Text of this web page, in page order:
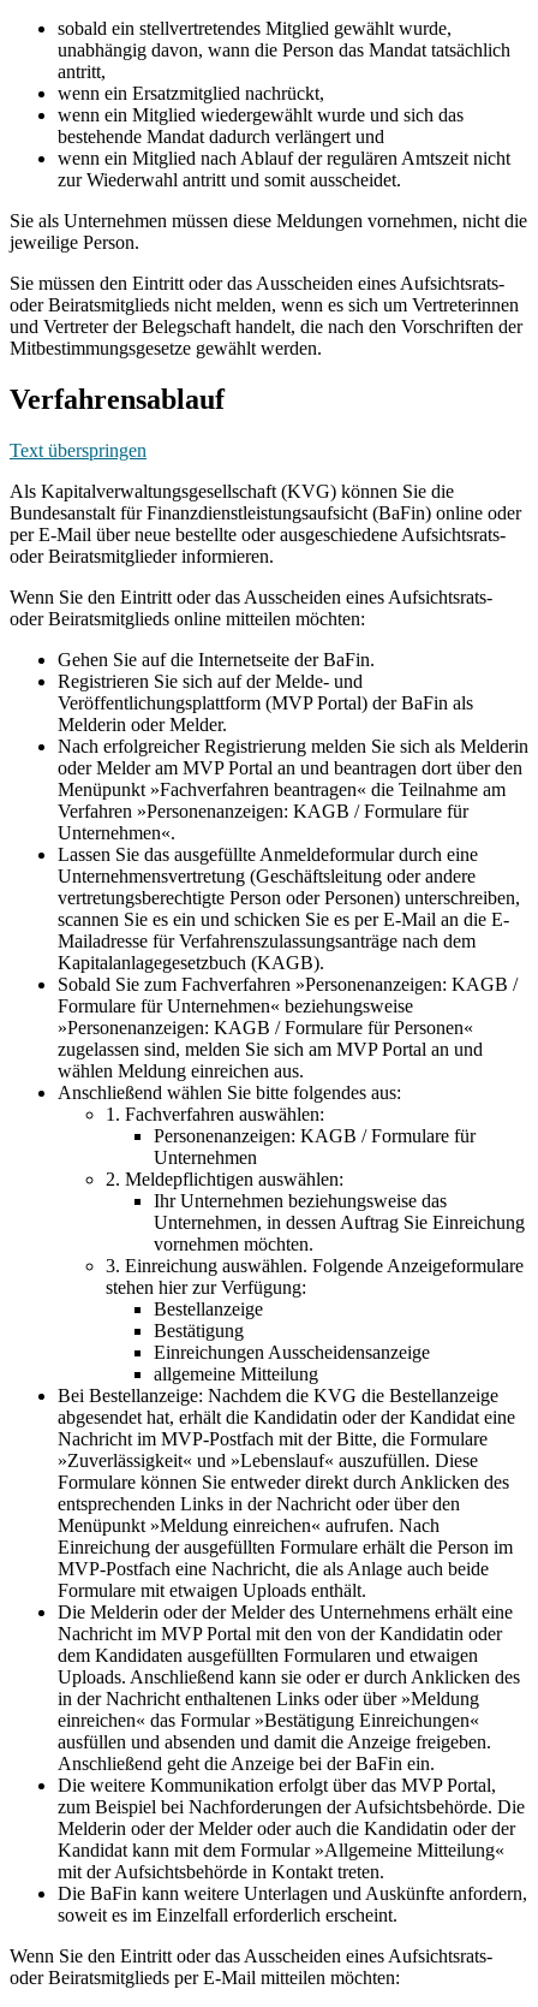
sobald ein stellvertretendes Mitglied gewählt wurde,
unabhängig davon, wann die Person das Mandat tatsächlich
antritt,
wenn ein Ersatzmitglied nachrückt,
wenn ein Mitglied wiedergewählt wurde und sich das
bestehende Mandat dadurch verlängert und
wenn ein Mitglied nach Ablauf der regulären Amtszeit nicht
zur Wiederwahl antritt und somit ausscheidet.
Sie als Unternehmen müssen diese Meldungen vornehmen, nicht die
jeweilige Person.
Sie müssen den Eintritt oder das Ausscheiden eines Aufsichtsrats-
oder Beiratsmitglieds nicht melden, wenn es sich um Vertreterinnen
und Vertreter der Belegschaft handelt, die nach den Vorschriften der
Mitbestimmungsgesetze gewählt werden.
Verfahrensablauf
Text überspringen
Als Kapitalverwaltungsgesellschaft (KVG) können Sie die
Bundesanstalt für Finanzdienstleistungsaufsicht (BaFin) online oder
per E-Mail über neue bestellte oder ausgeschiedene Aufsichtsrats-
oder Beiratsmitglieder informieren.
Wenn Sie den Eintritt oder das Ausscheiden eines Aufsichtsrats-
oder Beiratsmitglieds online mitteilen möchten:
Gehen Sie auf die Internetseite der BaFin.
Registrieren Sie sich auf der Melde- und
Veröffentlichungsplattform (MVP Portal) der BaFin als
Melderin oder Melder.
Nach erfolgreicher Registrierung melden Sie sich als Melderin
oder Melder am MVP Portal an und beantragen dort über den
Menüpunkt »Fachverfahren beantragen« die Teilnahme am
Verfahren »Personenanzeigen: KAGB / Formulare für
Unternehmen«.
Lassen Sie das ausgefüllte Anmeldeformular durch eine
Unternehmensvertretung (Geschäftsleitung oder andere
vertretungsberechtigte Person oder Personen) unterschreiben,
scannen Sie es ein und schicken Sie es per E-Mail an die E-
Mailadresse für Verfahrenszulassungsanträge nach dem
Kapitalanlagegesetzbuch (KAGB).
Sobald Sie zum Fachverfahren »Personenanzeigen: KAGB /
Formulare für Unternehmen« beziehungsweise
»Personenanzeigen: KAGB / Formulare für Personen«
zugelassen sind, melden Sie sich am MVP Portal an und
wählen Meldung einreichen aus.
Anschließend wählen Sie bitte folgendes aus:
1. Fachverfahren auswählen:
Personenanzeigen: KAGB / Formulare für
Unternehmen
2. Meldepflichtigen auswählen:
Ihr Unternehmen beziehungsweise das
Unternehmen, in dessen Auftrag Sie Einreichung
vornehmen möchten.
3. Einreichung auswählen. Folgende Anzeigeformulare
stehen hier zur Verfügung:
Bestellanzeige
Bestätigung
Einreichungen Ausscheidensanzeige
allgemeine Mitteilung
Bei Bestellanzeige: Nachdem die KVG die Bestellanzeige
abgesendet hat, erhält die Kandidatin oder der Kandidat eine
Nachricht im MVP-Postfach mit der Bitte, die Formulare
»Zuverlässigkeit« und »Lebenslauf« auszufüllen. Diese
Formulare können Sie entweder direkt durch Anklicken des
entsprechenden Links in der Nachricht oder über den
Menüpunkt »Meldung einreichen« aufrufen. Nach
Einreichung der ausgefüllten Formulare erhält die Person im
MVP-Postfach eine Nachricht, die als Anlage auch beide
Formulare mit etwaigen Uploads enthält.
Die Melderin oder der Melder des Unternehmens erhält eine
Nachricht im MVP Portal mit den von der Kandidatin oder
dem Kandidaten ausgefüllten Formularen und etwaigen
Uploads. Anschließend kann sie oder er durch Anklicken des
in der Nachricht enthaltenen Links oder über »Meldung
einreichen« das Formular »Bestätigung Einreichungen«
ausfüllen und absenden und damit die Anzeige freigeben.
Anschließend geht die Anzeige bei der BaFin ein.
Die weitere Kommunikation erfolgt über das MVP Portal,
zum Beispiel bei Nachforderungen der Aufsichtsbehörde. Die
Melderin oder der Melder oder auch die Kandidatin oder der
Kandidat kann mit dem Formular »Allgemeine Mitteilung«
mit der Aufsichtsbehörde in Kontakt treten.
Die BaFin kann weitere Unterlagen und Auskünfte anfordern,
soweit es im Einzelfall erforderlich erscheint.
Wenn Sie den Eintritt oder das Ausscheiden eines Aufsichtsrats-
oder Beiratsmitglieds per E-Mail mitteilen möchten: